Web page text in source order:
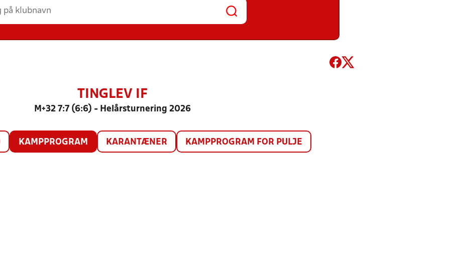
TINGLEV IF
M+32 7:7 (6:6) - Helårsturnering 2026
KAMPPROGRAM KARANTÆNER KAMPPROGRAM FOR PULJE